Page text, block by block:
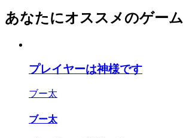
あなたにオススメのゲーム
プレイヤーは神様です
ブー太
ブー太